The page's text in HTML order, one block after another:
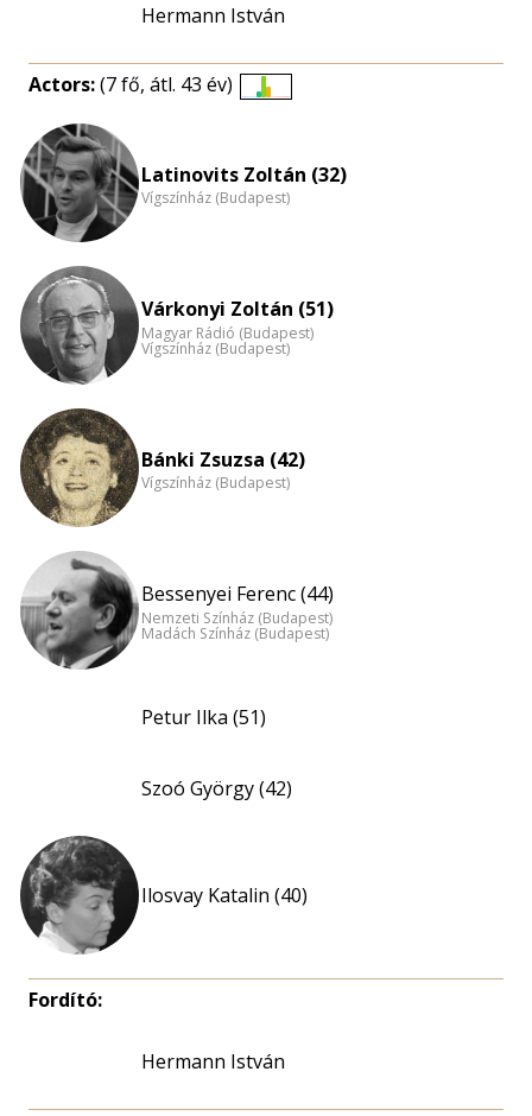
Hermann István
Actors:(7 fő, átl. 43 év)
nagyítása
Latinovits Zoltán (32)
Vígszínház (Budapest)
Várkonyi Zoltán (51)
Magyar Rádió (Budapest)
Vígszínház (Budapest)
Bánki Zsuzsa (42)
Vígszínház (Budapest)
Bessenyei Ferenc (44)
Nemzeti Színház (Budapest)
Madách Színház (Budapest)
Petur Ilka (51)
Szoó György (42)
Ilosvay Katalin (40)
Fordító:
Hermann István